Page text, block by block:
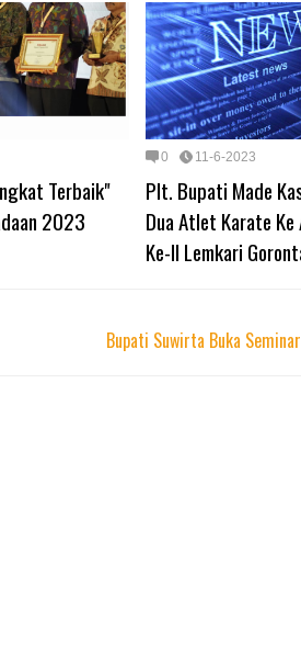
Terbaik"
2023
0 11-6-2023
Plt. Bupati Made
Dua Atlet Karate
Ke-II Lemkari
Bupati Suwirta Buka